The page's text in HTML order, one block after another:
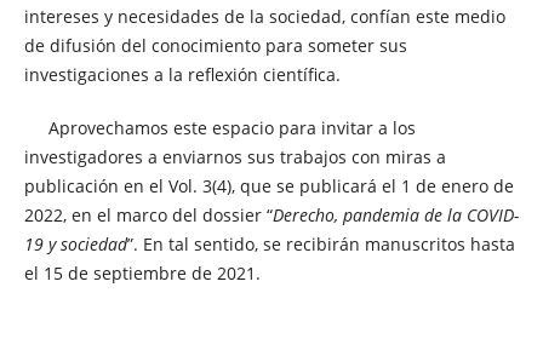
intereses y necesidades de la sociedad, confían este medio
de difusión del conocimiento para someter sus
investigaciones a la reflexión científica.
Aprovechamos este espacio para invitar a los
investigadores a enviarnos sus trabajos con miras a
publicación en el Vol. 3(4), que se publicará el 1 de enero de
2022, en el marco del dossier “Derecho, pandemia de la COVID-
19 y sociedad”. En tal sentido, se recibirán manuscritos hasta
el 15 de septiembre de 2021.